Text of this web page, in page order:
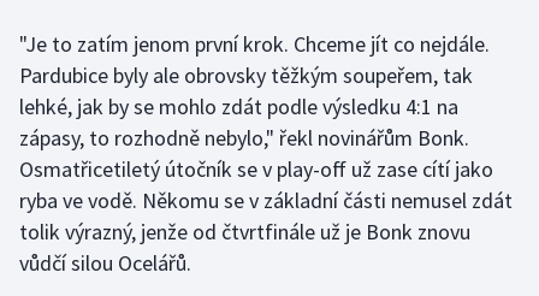
Florbal
Futsal
Gymnastika
"Je to zatím jenom první krok. Chceme jít co nejdále.
Pardubice byly ale obrovsky těžkým soupeřem, tak
lehké, jak by se mohlo zdát podle výsledku 4:1 na
zápasy, to rozhodně nebylo," řekl novinářům Bonk.
Osmatřicetiletý útočník se v play-off už zase cítí jako
ryba ve vodě. Někomu se v základní části nemusel zdát
tolik výrazný, jenže od čtvrtfinále už je Bonk znovu
vůdčí silou Ocelářů.